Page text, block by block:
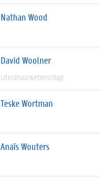
Nathan Wood
David Woolner
Literatuurwetenschap
Teske Wortman
Anaïs Wouters